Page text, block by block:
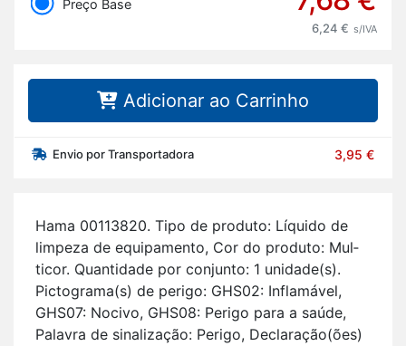
Preço Base
6,24 € s/IVA
Adicionar ao Carrinho
Envio por Transportadora 3,95 €
Hama 00113820. Tipo de pro­duto: Lí­quido de
lim­peza de equi­pa­mento, Cor do pro­duto: Mul­
ticor. Quan­ti­dade por con­junto: 1 uni­dade(s).
Pic­to­grama(s) de pe­rigo: GHS02: In­fla­mável,
GHS07: No­civo, GHS08: Pe­rigo para a saúde,
Pa­lavra de si­na­li­zação: Pe­rigo, De­cla­ração(ões)